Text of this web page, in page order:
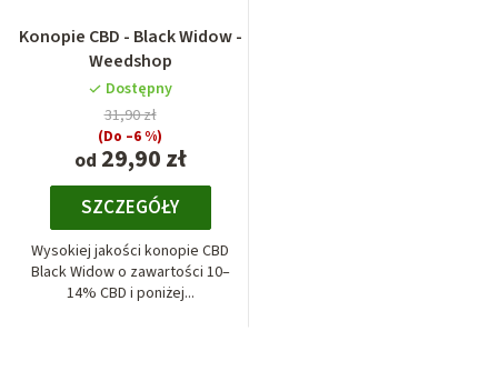
Konopie CBD - Black Widow -
Weedshop
Dostępny
od 29,90 zł
31,90 zł
(Do –6 %)
SZCZEGÓŁY
Wysokiej jakości konopie CBD
Black Widow o zawartości 10–
14% CBD i poniżej...